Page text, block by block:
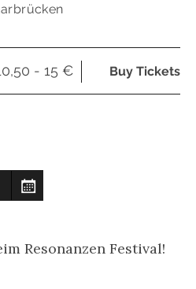
- 15 € Buy Tickets
Resonanzen Festival!